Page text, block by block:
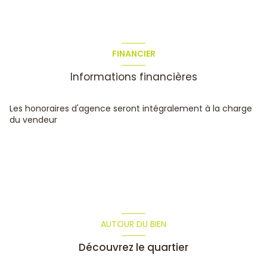
FINANCIER
Informations financières
Les honoraires d'agence seront intégralement à la charge
du vendeur
AUTOUR DU BIEN
Découvrez le quartier